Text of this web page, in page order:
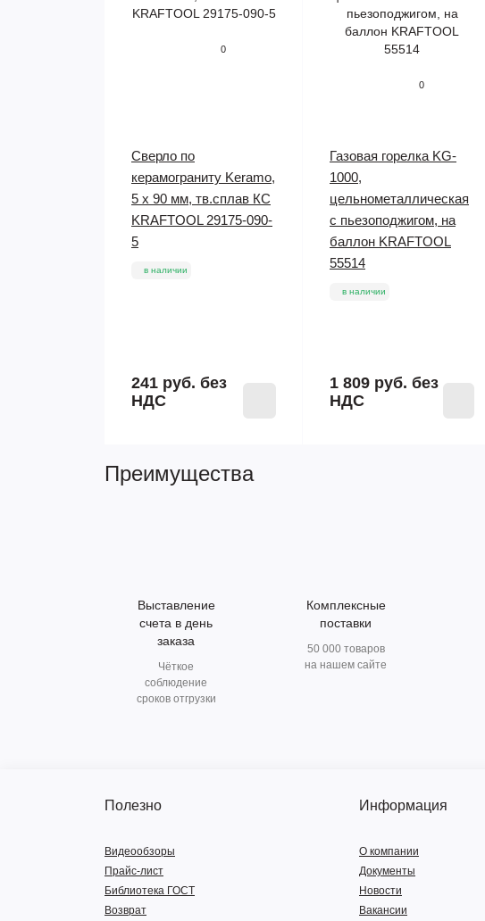
0
Сверло по
керамограниту Keramo,
5 х 90 мм, тв.сплав КС
KRAFTOOL 29175-090-
5
в наличии
241 руб. без
НДС
0
Газовая горелка KG-
1000,
цельнометаллическая
с пьезоподжигом, на
баллон KRAFTOOL
55514
в наличии
1 809 руб. без
НДС
Преимущества
Выставление
счета в день
заказа
Чёткое
соблюдение
сроков отгрузки
Комплексные
поставки
50 000 товаров
на нашем сайте
Полезно
Видеообзоры
Прайс-лист
Библиотека ГОСТ
Возврат
Информация
О компании
Документы
Новости
Вакансии